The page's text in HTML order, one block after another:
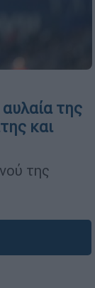
της
και
της